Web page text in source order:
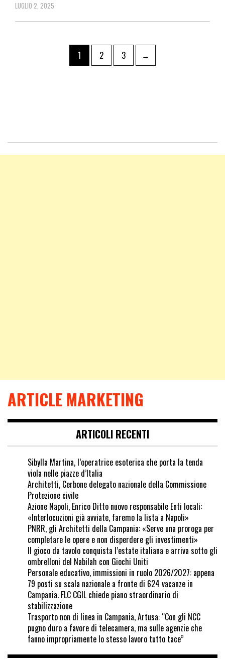
LUGLIO 2, 2025
1 2 3 →
ARTICLE MARKETING
ARTICOLI RECENTI
Sibylla Martina, l’operatrice esoterica che porta la tenda
viola nelle piazze d’Italia
Architetti, Cerbone delegato nazionale della Commissione
Protezione civile
Azione Napoli, Enrico Ditto nuovo responsabile Enti locali:
«Interlocuzioni già avviate, faremo la lista a Napoli»
PNRR, gli Architetti della Campania: «Serve una proroga per
completare le opere e non disperdere gli investimenti»
Il gioco da tavolo conquista l’estate italiana e arriva sotto gli
ombrelloni del Nabilah con Giochi Uniti
Personale educativo, immissioni in ruolo 2026/2027: appena
79 posti su scala nazionale a fronte di 624 vacanze in
Campania. FLC CGIL chiede piano straordinario di
stabilizzazione
Trasporto non di linea in Campania, Artusa: “Con gli NCC
pugno duro a favore di telecamera, ma sulle agenzie che
fanno impropriamente lo stesso lavoro tutto tace”